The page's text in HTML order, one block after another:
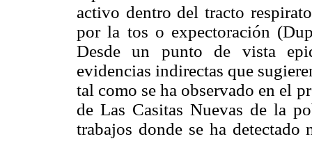
activo dentro del tracto
por la tos o expectoración
Desde un punto de vista
evidencias indirectas que
tal como se ha observado en el
de Las Casitas Nuevas de la
trabajos donde se ha